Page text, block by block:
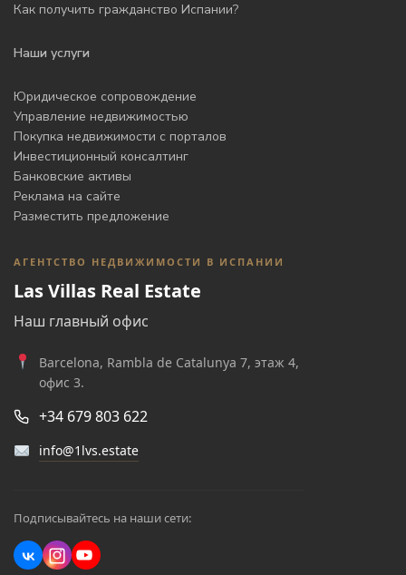
Как получить гражданство Испании?
Наши услуги
Юридическое сопровождение
Управление недвижимостью
Покупка недвижимости с порталов
Инвестиционный консалтинг
Банковские активы
Реклама на сайте
Разместить предложение
АГЕНТСТВО НЕДВИЖИМОСТИ В ИСПАНИИ
Las Villas Real Estate
Наш главный офис
Barcelona, Rambla de Catalunya 7, этаж 4,
офис 3.
+34 679 803 622
info@1lvs.estate
Подписывайтесь на наши сети: